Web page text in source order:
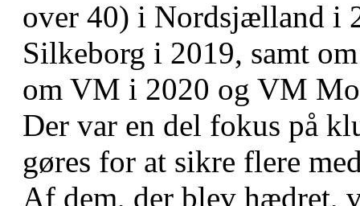
over 40) i Nordsjælland i
Silkeborg i 2019, samt
om VM i 2020 og VM
Der var en del fokus på
gøres for at sikre flere
Af dem, der blev hædret,